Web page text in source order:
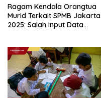
Ragam Kendala Orangtua
Murid Terkait SPMB Jakarta
2025: Salah Input Data